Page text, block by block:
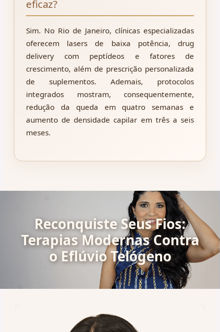
eficaz?
Sim. No Rio de Janeiro, clínicas especializadas
oferecem lasers de baixa potência, drug
delivery com peptídeos e fatores de
crescimento, além de prescrição personalizada
de suplementos. Ademais, protocolos
integrados mostram, consequentemente,
redução da queda em quatro semanas e
aumento de densidade capilar em três a seis
meses.
Reconquiste Seus Fios:
Terapias Modernas Contra
o Eflúvio Telógeno